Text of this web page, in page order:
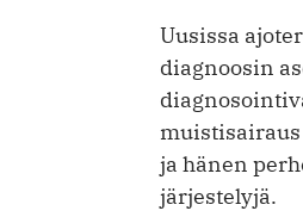
Uusissa
diagnoosin
ja hänen
järjestelyjä.